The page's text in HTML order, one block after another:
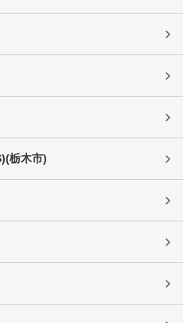
(栃木市)